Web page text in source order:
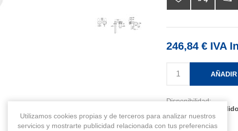
246,84 € IVA
Disponibilidad:
Producto bajo
Utilizamos cookies propias y de terceros para analizar nuestros
servicios y mostrarte publicidad relacionada con tus preferencias